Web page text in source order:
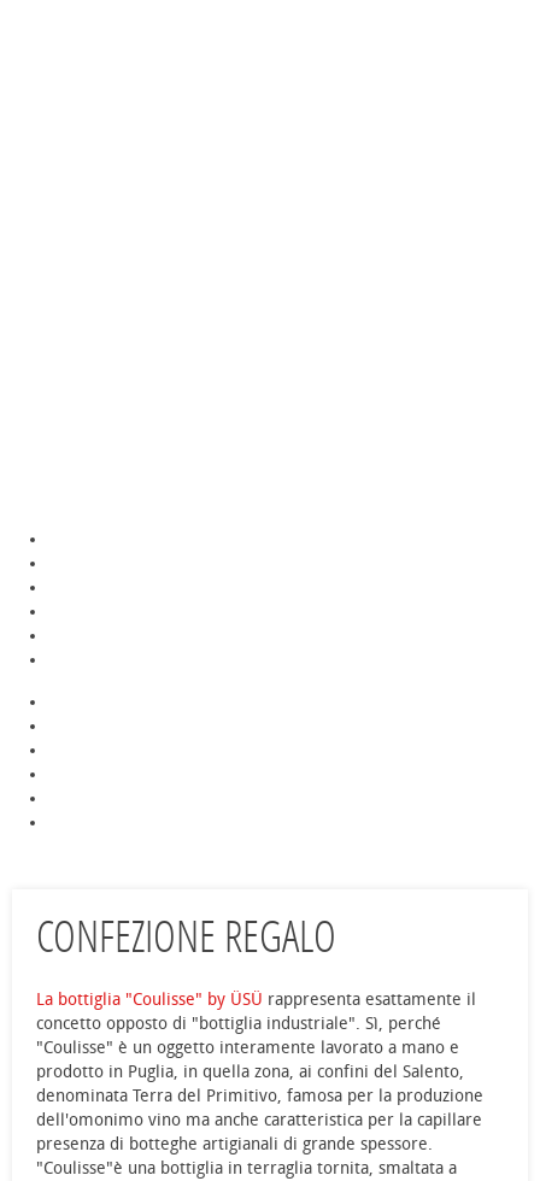
CONFEZIONE REGALO
La bottiglia "Coulisse" by ÜSÜ rappresenta esattamente il
concetto opposto di "bottiglia industriale". Sì, perché
"Coulisse" è un oggetto interamente lavorato a mano e
prodotto in Puglia, in quella zona, ai confini del Salento,
denominata Terra del Primitivo, famosa per la produzione
dell'omonimo vino ma anche caratteristica per la capillare
presenza di botteghe artigianali di grande spessore.
"Coulisse"è una bottiglia in terraglia tornita, smaltata a